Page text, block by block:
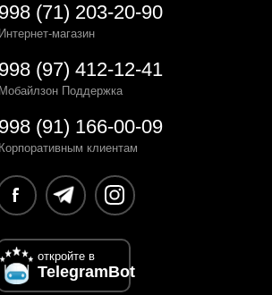
998 (71) 203-20-90
Интернет-магазин
998 (97) 412-12-41
Мобайлзон Поддержка
998 (91) 166-00-09
Корпоративным клиентам
откройте в
TelegramBot